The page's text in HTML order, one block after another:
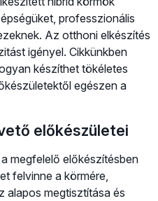
professzionális
Az otthoni elkészítés
igényel. Cikkünkben
készíthet tökéletes
egészen a
előkészületei
megfelelő előkészítésben
felvinne a körmére,
alapos megtisztítása és